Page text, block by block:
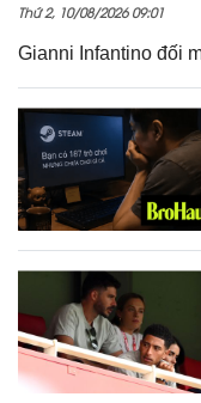
Thứ 2, 10/08/2026 09:01
Gianni Infantino đối